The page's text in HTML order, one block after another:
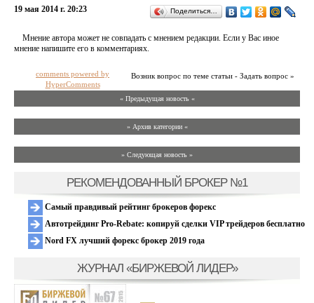
19 мая 2014 г. 20:23 Поделиться…
Мнение автора может не совпадать с мнением редакции. Если у Вас иное
мнение напишите его в комментариях.
Возник вопрос по теме статьи - Задать вопрос »
comments powered by
HyperComments
« Предыдущая новость «
» Архив категории «
» Следующая новость »
РЕКОМЕНДОВАННЫЙ БРОКЕР №1
Самый правдивый рейтинг брокеров форекс
Автотрейдинг Pro-Rebate: копируй сделки VIP трейдеров бесплатно
Nord FX лучший форекс брокер 2019 года
ЖУРНАЛ «БИРЖЕВОЙ ЛИДЕР»